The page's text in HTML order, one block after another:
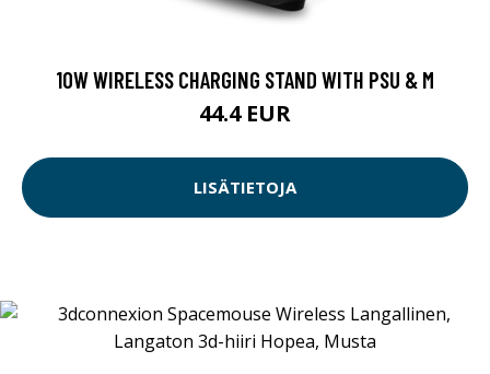
10W WIRELESS CHARGING STAND WITH PSU & M
44.4 EUR
LISÄTIETOJA